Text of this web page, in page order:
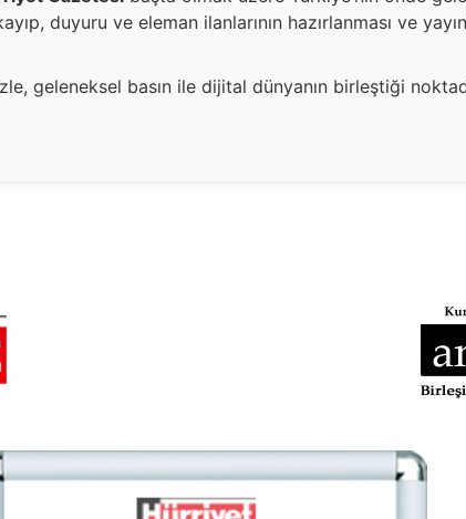
duyuru ve eleman ilanlarının hazırlanması ve
geleneksel basın ile dijital dünyanın birleştiği